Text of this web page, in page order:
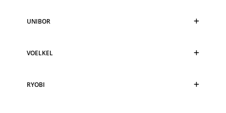
UNIBOR
VOELKEL
RYOBI